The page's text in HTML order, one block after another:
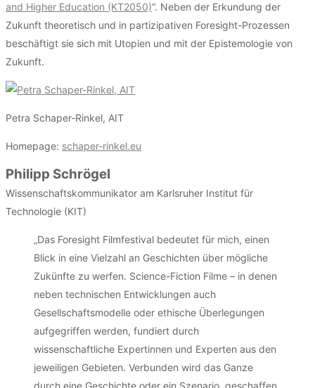
and Higher Education (KT2050)“. Neben der Erkundung der
Zukunft theoretisch und in partizipativen Foresight-Prozessen
beschäftigt sie sich mit Utopien und mit der Epistemologie von
Zukunft.
Petra Schaper-Rinkel, AIT
Homepage: schaper-rinkel.eu
Philipp Schrögel
Wissenschaftskommunikator am Karlsruher Institut für
Technologie (KIT)
„Das Foresight Filmfestival bedeutet für mich, einen
Blick in eine Vielzahl an Geschichten über mögliche
Zukünfte zu werfen. Science-Fiction Filme – in denen
neben technischen Entwicklungen auch
Gesellschaftsmodelle oder ethische Überlegungen
aufgegriffen werden, fundiert durch
wissenschaftliche Expertinnen und Experten aus den
jeweiligen Gebieten. Verbunden wird das Ganze